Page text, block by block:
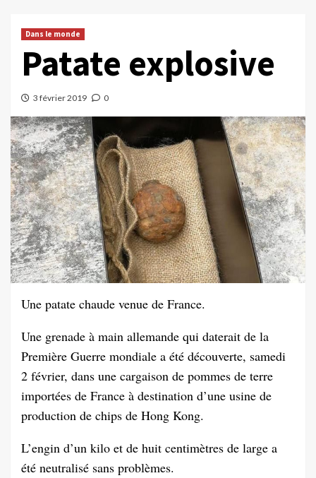
Dans le monde
Patate explosive
3 février 2019 0
Une patate chaude venue de France.
Une grenade à main allemande qui daterait de la
Première Guerre mondiale a été découverte, samedi
2 février, dans une cargaison de pommes de terre
importées de France à destination d’une usine de
production de chips de Hong Kong.
L’engin d’un kilo et de huit centimètres de large a
été neutralisé sans problèmes.